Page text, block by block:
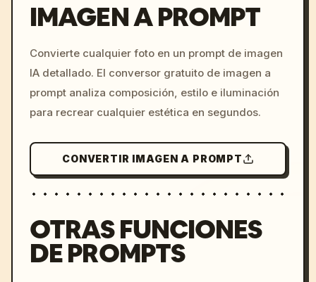
c, cyberpunk sunset, neon
colors, 8k --v 6.0
IMAGEN A PROMPT
Convierte cualquier foto en un prompt de imagen
IA detallado. El conversor gratuito de imagen a
prompt analiza composición, estilo e iluminación
para recrear cualquier estética en segundos.
CONVERTIR IMAGEN A PROMPT
OTRAS FUNCIONES
DE PROMPTS